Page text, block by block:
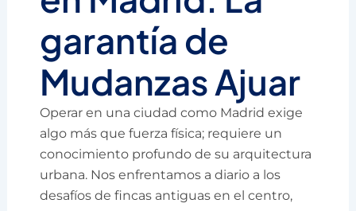
garantía de
Mudanzas Ajuar
Operar en una ciudad como Madrid exige
algo más que fuerza física; requiere un
conocimiento profundo de su arquitectura
urbana. Nos enfrentamos a diario a los
desafíos de fincas antiguas en el centro,